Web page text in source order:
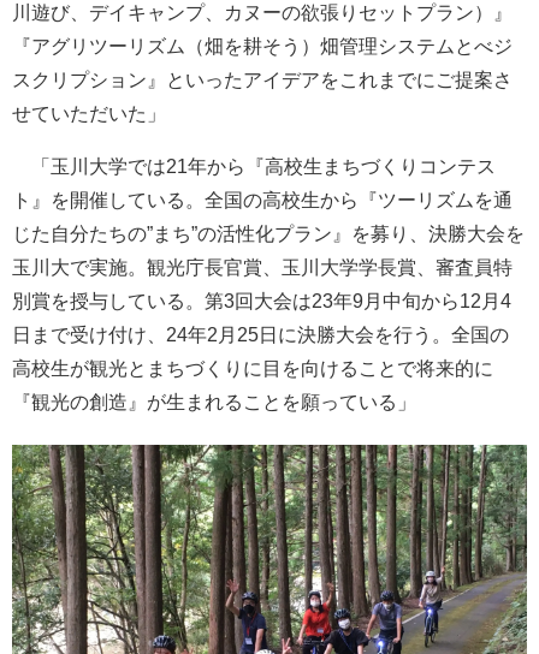
川遊び、デイキャンプ、カヌーの欲張りセットプラン）』
『アグリツーリズム（畑を耕そう）畑管理システムとべジ
スクリプション』といったアイデアをこれまでにご提案さ
せていただいた」
「玉川大学では21年から『高校生まちづくりコンテス
ト』を開催している。全国の高校生から『ツーリズムを通
じた自分たちの”まち”の活性化プラン』を募り、決勝大会を
玉川大で実施。観光庁長官賞、玉川大学学長賞、審査員特
別賞を授与している。第3回大会は23年9月中旬から12月4
日まで受け付け、24年2月25日に決勝大会を行う。全国の
高校生が観光とまちづくりに目を向けることで将来的に
『観光の創造』が生まれることを願っている」